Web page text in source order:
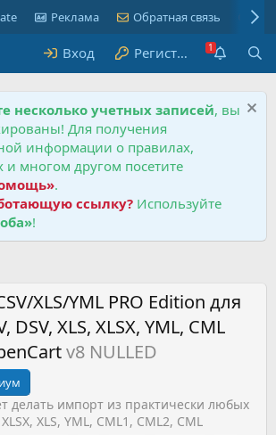
Реклама Обратная связь
Вход Регистрация
несколько учетных записей, вы
Для получения
информации о правилах,
и многом другом посетите
.
ссылку? Используйте
!
XLS/YML PRO Edition для
DSV, XLS, XLSX, YML, CML
v8 NULLED
делать импорт из практически любых
XLS, YML, CML1, CML2, CML